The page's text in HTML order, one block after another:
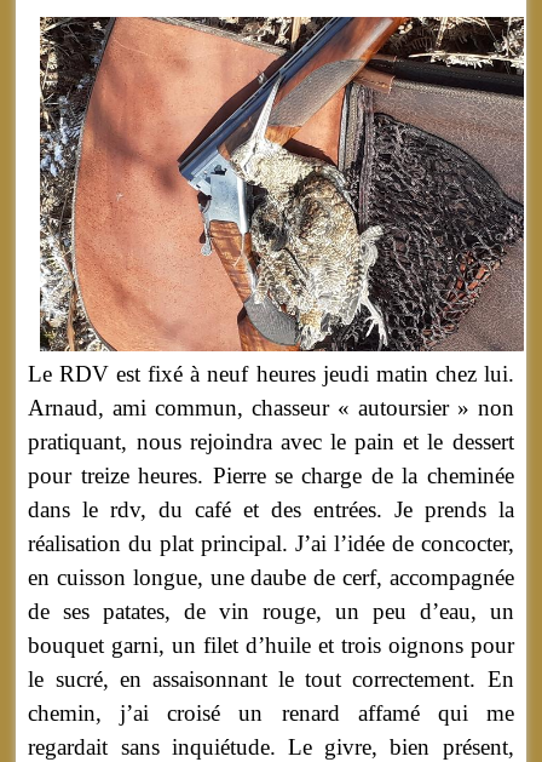
Le RDV est fixé à neuf heures jeudi matin chez lui.
Arnaud, ami commun, chasseur « autoursier » non
pratiquant, nous rejoindra avec le pain et le dessert
pour treize heures. Pierre se charge de la cheminée
dans le rdv, du café et des entrées. Je prends la
réalisation du plat principal. J’ai l’idée de concocter,
en cuisson longue, une daube de cerf, accompagnée
de ses patates, de vin rouge, un peu d’eau, un
bouquet garni, un filet d’huile et trois oignons pour
le sucré, en assaisonnant le tout correctement. En
chemin, j’ai croisé un renard affamé qui me
regardait sans inquiétude. Le givre, bien présent,